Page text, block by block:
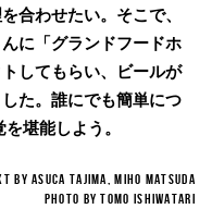
合わせたい。そこで、
に「グランドフードホ
してもらい、ビールが
た。誰にでも簡単につ
堪能しよう。
BY ASUCA TAJIMA, MIHO MATSUDA
PHOTO BY TOMO ISHIWATARI